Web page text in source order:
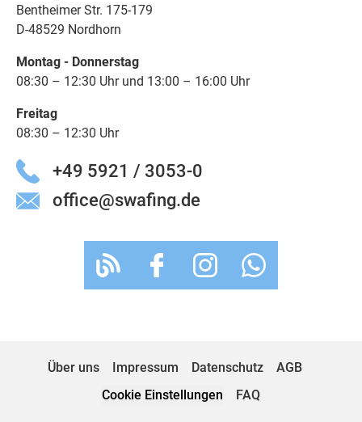
Bentheimer Str. 175-179
D-48529 Nordhorn
Montag - Donnerstag
08:30 – 12:30 Uhr und 13:00 – 16:00 Uhr
Freitag
08:30 – 12:30 Uhr
+49 5921 / 3053-0
office@swafing.de
Über uns Impressum Datenschutz
AGB
Cookie Einstellungen
FAQ